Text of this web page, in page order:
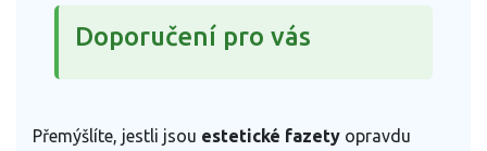
Doporučení pro vás
Přemýšlíte, jestli jsou estetické fazety opravdu